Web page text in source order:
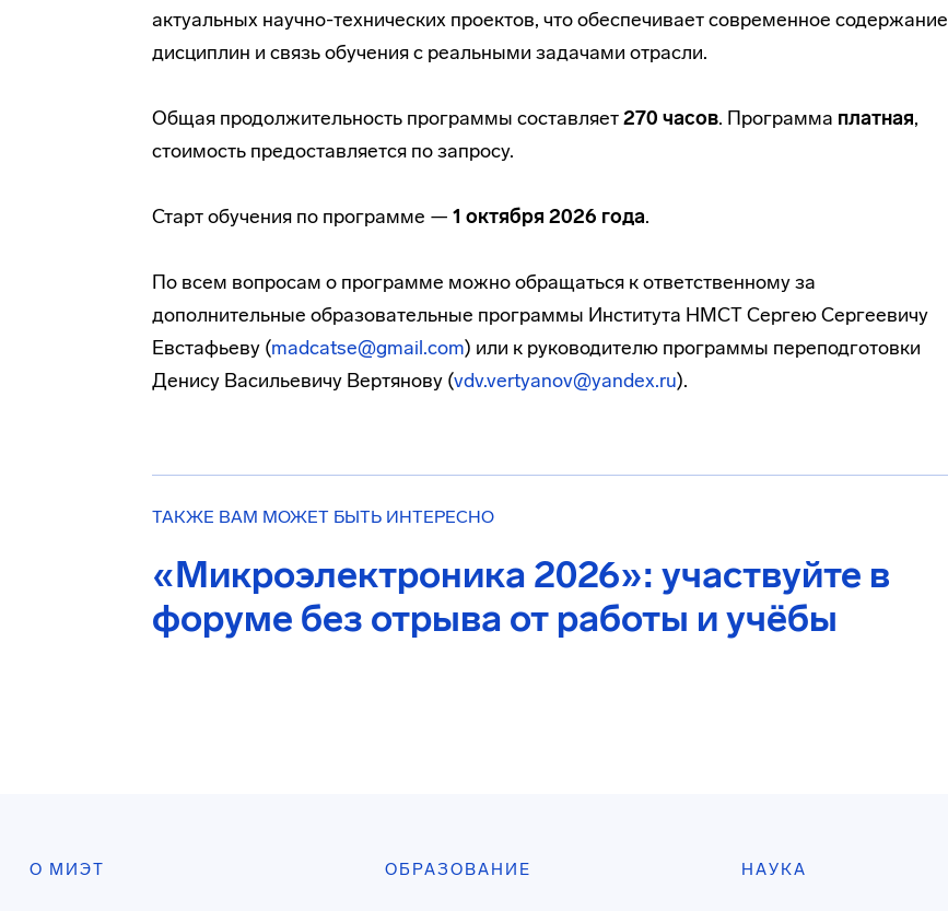
актуальных научно-технических проектов, что обеспечивает современное содержание
дисциплин и связь обучения с реальными задачами отрасли.
Общая продолжительность программы составляет270 часов. Программа платная,
стоимость предоставляется по запросу.
Старт обучения по программе — 1 октября 2026 года.
По всем вопросам о программе можно обращаться к ответственному за
дополнительные образовательные программы Института НМСТ Сергею Сергеевичу
Евстафьеву (madcatse@gmail.com) или к руководителю программы переподготовки
Денису Васильевичу Вертянову (vdv.vertyanov@yandex.ru).
ТАКЖЕ ВАМ МОЖЕТ БЫТЬ ИНТЕРЕСНО
«Микроэлектроника 2026»: участвуйте в
форуме без отрыва от работы и учёбы
О МИЭТ ОБРАЗОВАНИЕ НАУКА